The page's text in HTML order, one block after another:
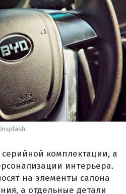
комплектации, а
интерьера.
на элементы салона
а отдельные детали